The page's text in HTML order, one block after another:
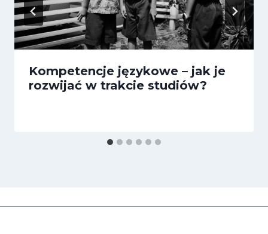
Kompetencje językowe – jak je
rozwijać w trakcie studiów?